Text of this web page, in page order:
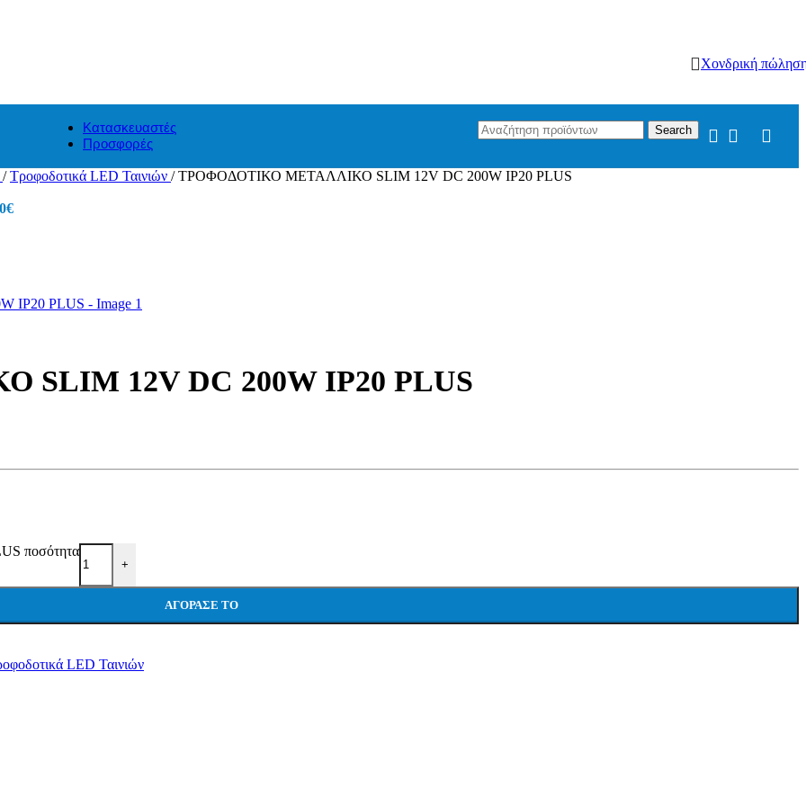
Χονδρική
Κατασκευαστές
Προσφορές
Search
/ Τροφοδοτικά LED Ταινιών / ΤΡΟΦΟΔΟΤΙΚΟ ΜΕΤΑΛΛΙΚΟ SLIM 12V DC 200W IP20 PLUS
€
12V DC 200W IP20 PLUS
ποσότητα
+
ΑΓΌΡΑΣΕ ΤΟ
LED Ταινιών